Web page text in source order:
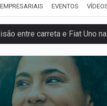
EVENTOS
entre carreta e Fiat Uno
na internet e via IA
e ciência em Brasília